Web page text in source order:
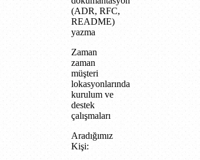
(ADR, RFC,
README)
yazma
Zaman
zaman
müşteri
lokasyonlarında
kurulum ve
destek
çalışmaları
Aradığımız
Kişi: